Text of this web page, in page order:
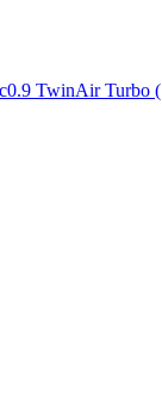
0.9 TwinAir Turbo